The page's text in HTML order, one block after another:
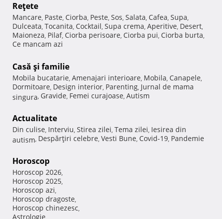
Reţete
Mancare, Paste, Ciorba, Peste, Sos, Salata, Cafea, Supa,
Dulceata, Tocanita, Cocktail, Supa crema, Aperitive, Desert,
Maioneza, Pilaf, Ciorba perisoare, Ciorba pui, Ciorba burta,
Ce mancam azi
Casă şi familie
Mobila bucatarie, Amenajari interioare, Mobila, Canapele,
Dormitoare, Design interior, Parenting, Jurnal de mama
singura, Gravide, Femei curajoase, Autism
Actualitate
Din culise, Interviu, Stirea zilei, Tema zilei, Iesirea din
autism, Despărţiri celebre, Vesti Bune, Covid-19, Pandemie
Horoscop
Horoscop 2026,
Horoscop 2025,
Horoscop azi,
Horoscop dragoste,
Horoscop chinezesc,
Astrologie